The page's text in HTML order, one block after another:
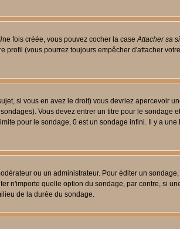
fois créée, vous pouvez cocher la caseAttacher sa
(vous pourrez toujours empêcher d'attacher
si vous en avez le droit) vous devriez apercevoir
Vous devez entrer un titre pour le sondage
pour le sondage, 0 est un sondage infini. Il y a
ou un administrateur. Pour éditer un
n'importe quelle option du sondage, par contre, si
de la durée du sondage.